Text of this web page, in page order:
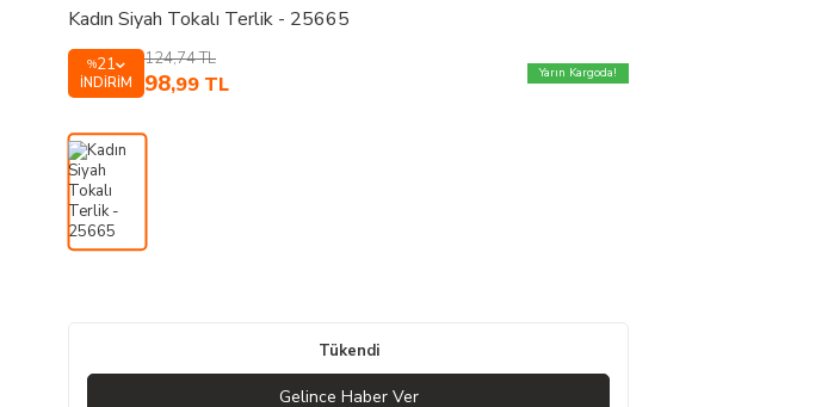
Kadın Siyah Tokalı Terlik - 25665
%21
İNDIRIM
124,74TL
98,99 TL Yarın Kargoda!
Tükendi
Gelince Haber Ver